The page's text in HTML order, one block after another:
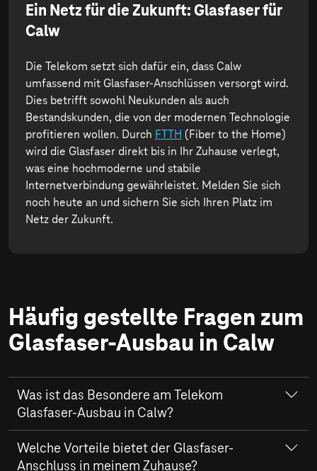
Ein Netz für die Zukunft: Glasfaser für
Calw
Die Telekom setzt sich dafür ein, dass Calw
umfassend mit Glasfaser-Anschlüssen versorgt wird.
Dies betrifft sowohl Neukunden als auch
Bestandskunden, die von der modernen Technologie
profitieren wollen. Durch FTTH (Fiber to the Home)
wird die Glasfaser direkt bis in Ihr Zuhause verlegt,
was eine hochmoderne und stabile
Internetverbindung gewährleistet. Melden Sie sich
noch heute an und sichern Sie sich Ihren Platz im
Netz der Zukunft.
Häufig gestellte Fragen zum
Glasfaser-Ausbau in Calw
Was ist das Besondere am Telekom
Glasfaser-Ausbau in Calw?
In Calw bietet der Glasfaser-Ausbauder Telekom sehr
schnelle Internetgeschwindigkeiten von bis zu
Welche Vorteile bietet der Glasfaser-
Anschluss in meinem Zuhause?